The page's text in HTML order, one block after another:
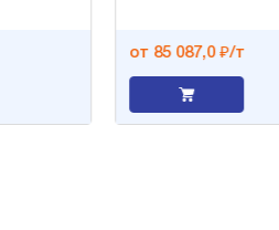
от 85 087,0 ₽/т